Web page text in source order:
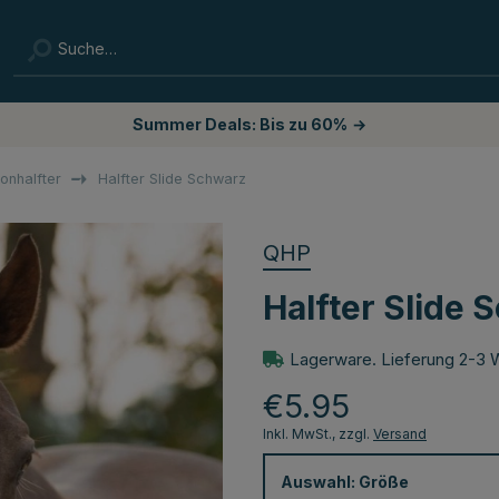
Summer Deals: Bis zu 60% →
Halfter Slide Schwarz
QHP
Halfter Slide
Lagerware. Lieferung 2-3
€5.95
Inkl. MwSt., zzgl. Versand
Auswahl: Größe